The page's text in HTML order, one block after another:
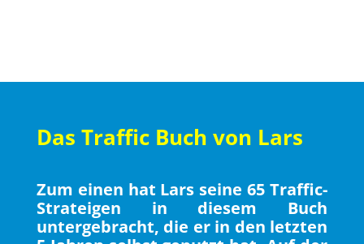
Das Traffic Buch von Lars
Zum einen hat Lars seine 65 Traffic-
Strateigen in diesem Buch
untergebracht, die er in den letzten